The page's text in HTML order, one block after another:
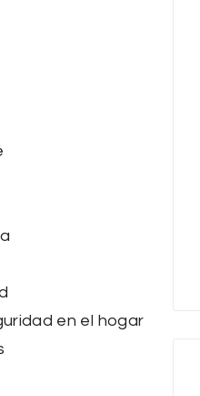
en el hogar